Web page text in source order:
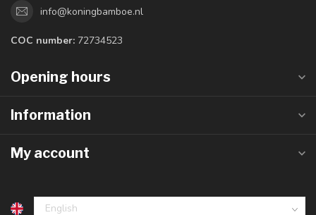
info@koningbamboe.nl
COC number: 72734523
Opening hours
Information
My account